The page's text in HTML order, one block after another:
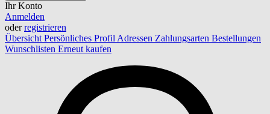
Ihr Konto
Anmelden
oderregistrieren
Übersicht Persönliches Profil Adressen Zahlungsarten Bestellungen
Wunschlisten Erneut kaufen